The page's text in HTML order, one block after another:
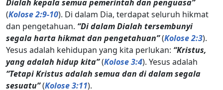
Dialah kepala semua pemerintah dan penguasa”
(Kolose 2:9-10). Di dalam Dia, terdapat seluruh hikmat
dan pengetahuan. “Di dalam Dialah tersembunyi
segala harta hikmat dan pengetahuan”(Kolose 2:3).
Yesus adalah kehidupan yang kita perlukan: “Kristus,
yang adalah hidup kita”(Kolose 3:4). Yesus adalah
“Tetapi Kristus adalah semua dan di dalam segala
sesuatu”(Kolose 3:11).